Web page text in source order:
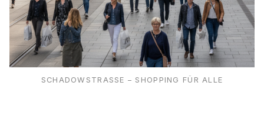
SCHADOWSTRASSE – SHOPPING FÜR ALLE